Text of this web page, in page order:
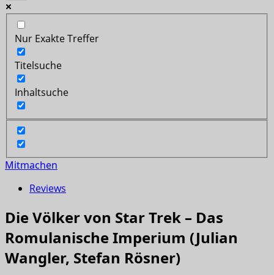
Nur Exakte Treffer
Titelsuche
Inhaltsuche
Mitmachen
Reviews
Die Völker von Star Trek – Das
Romulanische Imperium (Julian
Wangler, Stefan Rösner)